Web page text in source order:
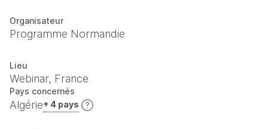
Organisateur
Programme Normandie
Lieu
Webinar, France
Pays concernés
Algérie+ 4 pays